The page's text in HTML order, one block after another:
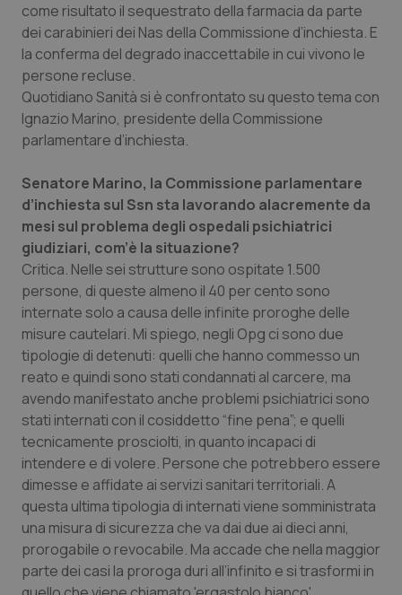
Quotidiano Chirurgia
Quotidiano Oncologia
Quotidiano Pediatria
Salute orale & impianti
Sangue & coagulazione
Tiroide
Tumore al seno
Tumore ovarico
Tumori del Polmone & Testa Collo
Tumori gastrointestinali
Ulcera & Reflusso
Vaccini
come risultato il sequestrato della farmacia da parte
dei carabinieri dei Nas della Commissione d’inchiesta. E
la conferma del degrado inaccettabile in cui vivono le
persone recluse.
Quotidiano Sanità si è confrontato su questo tema con
Ignazio Marino, presidente della Commissione
parlamentare d’inchiesta.
Senatore Marino, la Commissione parlamentare
d’inchiesta sul Ssn sta lavorando alacremente da
mesi sul problema degli ospedali psichiatrici
giudiziari, com’è la situazione?
Critica. Nelle sei strutture sono ospitate 1.500
persone, di queste almeno il 40 per cento sono
internate solo a causa delle infinite proroghe delle
misure cautelari. Mi spiego, negli Opg ci sono due
tipologie di detenuti: quelli che hanno commesso un
reato e quindi sono stati condannati al carcere, ma
avendo manifestato anche problemi psichiatrici sono
stati internati con il cosiddetto “fine pena”; e quelli
tecnicamente prosciolti, in quanto incapaci di
intendere e di volere. Persone che potrebbero essere
dimesse e affidate ai servizi sanitari territoriali. A
questa ultima tipologia di internati viene somministrata
una misura di sicurezza che va dai due ai dieci anni,
prorogabile o revocabile. Ma accade che nella maggior
parte dei casi la proroga duri all’infinito e si trasformi in